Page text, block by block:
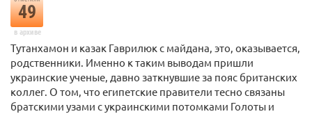
49
в архиве
Тутанхамон и казак Гаврилюк с майдана, это, оказывается,
родственники. Именно к таким выводам пришли
украинские ученые, давно заткнувшие за пояс британских
коллег. О том, что египетские правители тесно связаны
братскими узами с украинскими потомками Голоты и